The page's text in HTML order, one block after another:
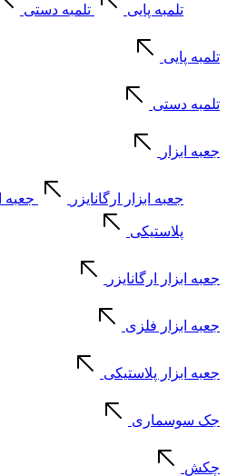
تلمبه پایی تلمبه دستی
تلمبه پایی
تلمبه دستی
جعبه ابزار
جعبه ابزار ارگانایزر جعبه
پلاستیکی
جعبه ابزار ارگانایزر
جعبه ابزار فلزی
جعبه ابزار پلاستیکی
جک سوسماری
چکش